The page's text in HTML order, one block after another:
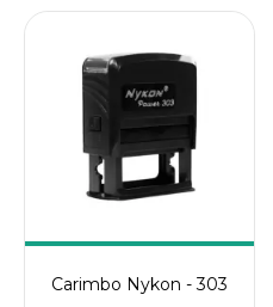
Carimbo Nykon - 303